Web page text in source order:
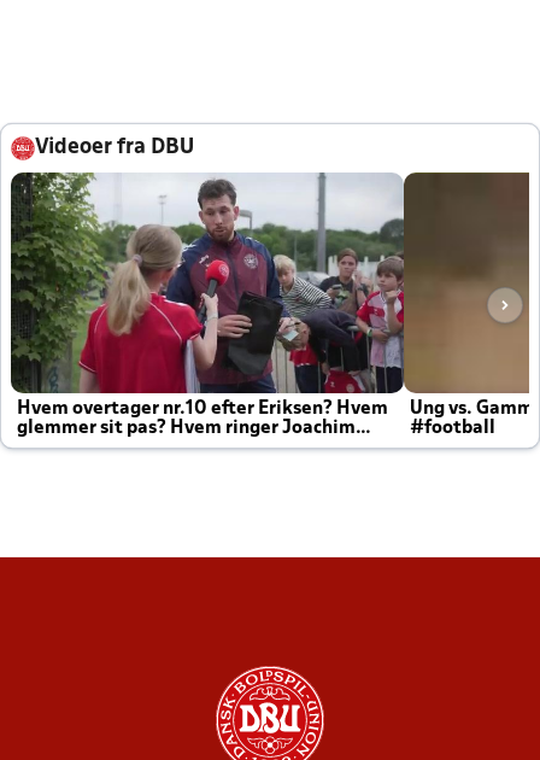
Videoer fra DBU
Hvem overtager nr.10 efter Eriksen? Hvem
glemmer sit pas? Hvem ringer Joachim
altid til efter kampe?
Ung vs.
#football